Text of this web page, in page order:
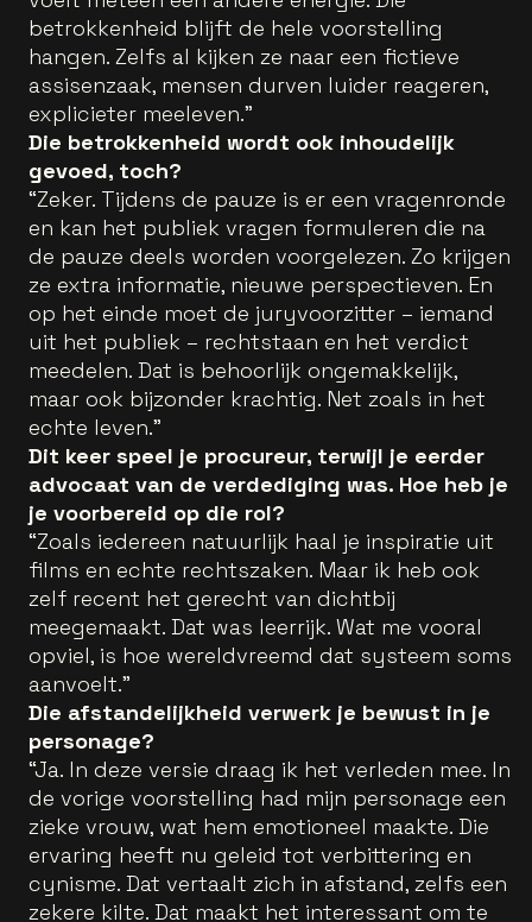
betrokkenheid blijft de hele voorstelling
hangen. Zelfs al kijken ze naar een fictieve
assisenzaak, mensen durven luider reageren,
explicieter meeleven.”
Die betrokkenheid wordt ook inhoudelijk
gevoed, toch?
“Zeker. Tijdens de pauze is er een vragenronde
en kan het publiek vragen formuleren die na
de pauze deels worden voorgelezen. Zo krijgen
ze extra informatie, nieuwe perspectieven. En
op het einde moet de juryvoorzitter – iemand
uit het publiek – rechtstaan en het verdict
meedelen. Dat is behoorlijk ongemakkelijk,
maar ook bijzonder krachtig. Net zoals in het
echte leven.”
Dit keer speel je procureur, terwijl je eerder
advocaat van de verdediging was. Hoe heb je
je voorbereid op die rol?
“Zoals iedereen natuurlijk haal je inspiratie uit
films en echte rechtszaken. Maar ik heb ook
zelf recent het gerecht van dichtbij
meegemaakt. Dat was leerrijk. Wat me vooral
opviel, is hoe wereldvreemd dat systeem soms
aanvoelt.”
Die afstandelijkheid verwerk je bewust in je
personage?
“Ja. In deze versie draag ik het verleden mee. In
de vorige voorstelling had mijn personage een
zieke vrouw, wat hem emotioneel maakte. Die
ervaring heeft nu geleid tot verbittering en
cynisme. Dat vertaalt zich in afstand, zelfs een
zekere kilte. Dat maakt het interessant om te